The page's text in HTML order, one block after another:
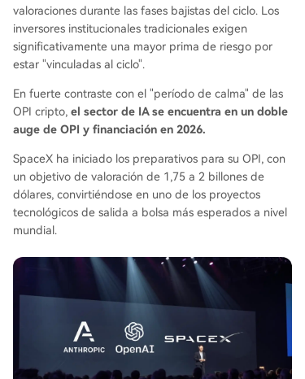
valoraciones durante las fases bajistas del ciclo. Los
inversores institucionales tradicionales exigen
significativamente una mayor prima de riesgo por
estar "vinculadas al ciclo".
En fuerte contraste con el "período de calma" de las
OPI cripto, el sector de IA se encuentra en un doble
auge de OPI y financiación en 2026.
SpaceX ha iniciado los preparativos para su OPI, con
un objetivo de valoración de 1,75 a 2 billones de
dólares, convirtiéndose en uno de los proyectos
tecnológicos de salida a bolsa más esperados a nivel
mundial.